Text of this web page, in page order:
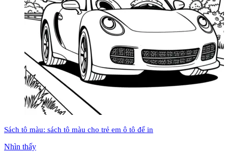
Sách tô màu: sách tô màu cho trẻ em ô tô để in
Nhìn thấy